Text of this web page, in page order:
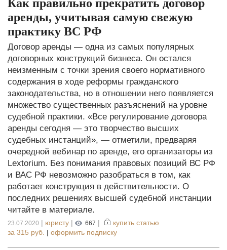
Как правильно прекратить договор
аренды, учитывая самую свежую
практику ВС РФ
Договор аренды — одна из самых популярных
договорных конструкций бизнеса. Он остался
неизменным с точки зрения своего нормативного
содержания в ходе реформы гражданского
законодательства, но в отношении него появляется
множество существенных разъяснений на уровне
судебной практики. «Все регулирование договора
аренды сегодня — это творчество высших
судебных инстанций», — отметили, предваряя
очередной вебинар по аренде, его организаторы из
Lextorium. Без понимания правовых позиций ВС РФ
и ВАС РФ невозможно разобраться в том, как
работает конструкция в действительности. О
последних решениях высшей судебной инстанции
читайте в материале.
23.07.2020 | юристу | 667 |
купить статью
за 315 руб. | оформить подписку